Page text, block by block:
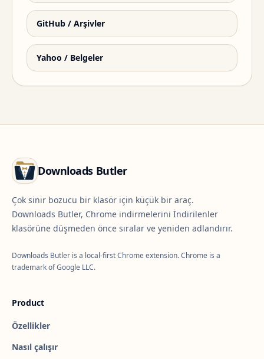
GitHub / Arşivler
Yahoo / Belgeler
Downloads Butler
Çok sinir bozucu bir klasör için küçük bir araç.
Downloads Butler, Chrome indirmelerini İndirilenler
klasörüne düşmeden önce sıralar ve yeniden adlandırır.
Downloads Butler is a local-first Chrome extension. Chrome is a
trademark of Google LLC.
Product
Özellikler
Nasıl çalışır